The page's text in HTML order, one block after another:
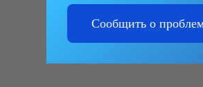
Сообщить о